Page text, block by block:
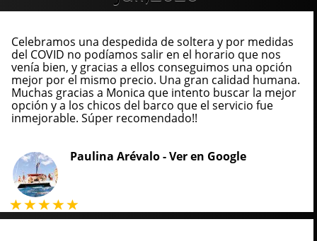
Celebramos una despedida de soltera y por medidas
del COVID no podíamos salir en el horario que nos
venía bien, y gracias a ellos conseguimos una opción
mejor por el mismo precio. Una gran calidad humana.
Muchas gracias a Monica que intento buscar la mejor
opción y a los chicos del barco que el servicio fue
inmejorable. Súper recomendado!!
Paulina Arévalo -Ver en Google